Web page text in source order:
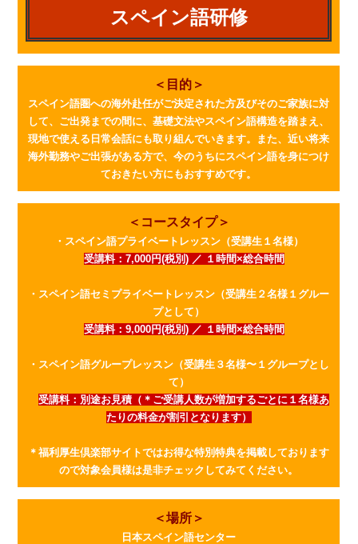
スペイン語研修
＜目的＞
スペイン語圏への海外赴任がご決定された方及びそのご家族に対
して、ご出発までの間に、基礎文法やスペイン語構造を踏まえ、
現地で使える日常会話にも取り組んでいきます。また、近い将来
海外勤務やご出張がある方で、今のうちにスペイン語を身につけ
ておきたい方にもおすすめです。
＜コースタイプ＞
・スペイン語プライベートレッスン（受講生１名様）
受講料：7,000円(税別) ／ １時間×総合時間
・スペイン語セミプライベートレッスン（受講生２名様１グルー
プとして）
受講料：9,000円(税別) ／ １時間×総合時間
・スペイン語グループレッスン（受講生３名様〜１グループとし
て）
受講料：別途お見積（＊ご受講人数が増加するごとに１名様あ
たりの料金が割引となります）
＊福利厚生倶楽部サイトではお得な特別特典を掲載しております
ので対象会員様は是非チェックしてみてください。
＜場所＞
日本スペイン語センター